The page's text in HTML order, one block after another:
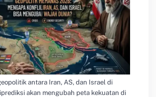
antara Iran, AS, dan Israel di
akan mengubah peta kekuatan di